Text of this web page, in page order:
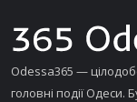
Odessa365 —
головні події Одеси.